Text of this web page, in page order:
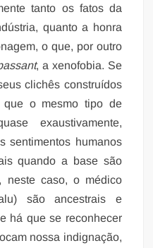
tanto os fatos da
quanto a honra
o que, por outro
, a xenofobia. Se
clichês construídos
o mesmo tipo de
exaustivamente,
sentimentos humanos
quando a base são
neste caso, o médico
são ancestrais e
há que se reconhecer
nossa indignação,